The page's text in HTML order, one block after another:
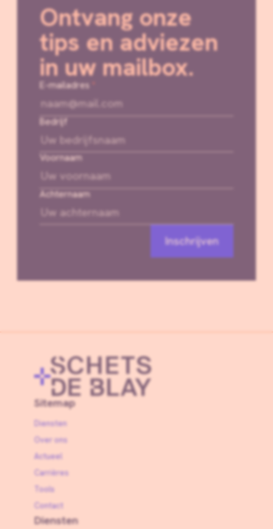
Ontvang onze
tips en adviezen
in uw mailbox.
E-mailadres
Bedrijf
Voornaam
Achternaam
Inschrijven
Sitemap
Diensten
Over ons
Actueel
Carrières
Tools
Contact
Diensten